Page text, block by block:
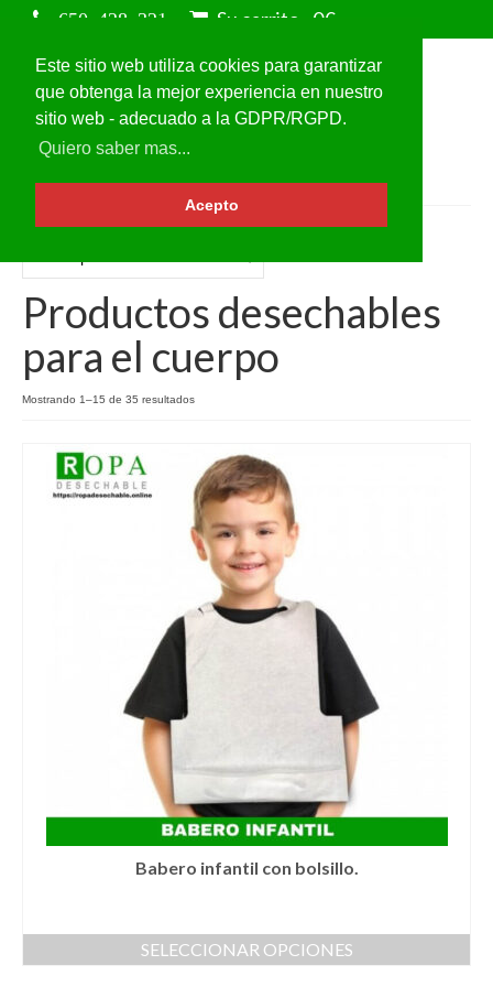
Este sitio web utiliza cookies para garantizar
que obtenga la mejor experiencia en nuestro
sitio web - adecuado a la GDPR/RGPD.
Quiero saber mas...
Acepto
Su carrito 0€
Productos desechables
para el cuerpo
Mostrando 1–15 de 35 resultados
Babero infantil con bolsillo.
SELECCIONAR OPCIONES